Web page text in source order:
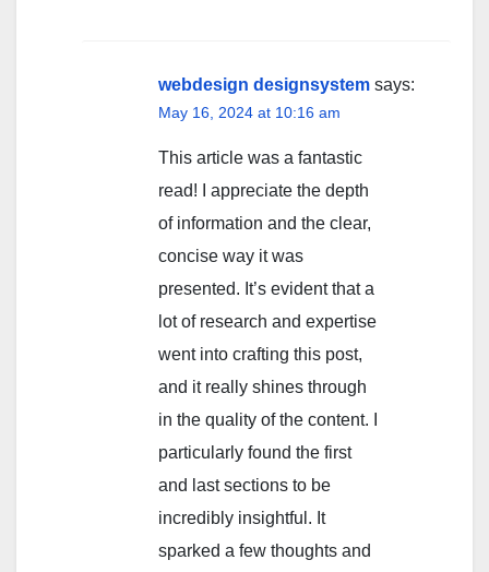
webdesign designsystem says:
May 16, 2024 at 10:16 am
This article was a fantastic
read! I appreciate the depth
of information and the clear,
concise way it was
presented. It’s evident that a
lot of research and expertise
went into crafting this post,
and it really shines through
in the quality of the content. I
particularly found the first
and last sections to be
incredibly insightful. It
sparked a few thoughts and